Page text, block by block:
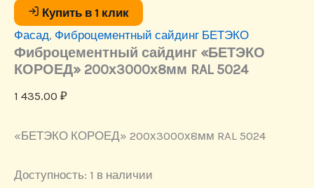
200х3000х8мм
RAL
5024
Купить в 1 клик
Фасад, Фиброцементный сайдинг БЕТЭКО
Фиброцементный сайдинг «БЕТЭКО
КОРОЕД» 200х3000х8мм RAL 5024
1 435.00 ₽
«БЕТЭКО КОРОЕД» 200х3000х8мм RAL 5024
Доступность: 1 в наличии